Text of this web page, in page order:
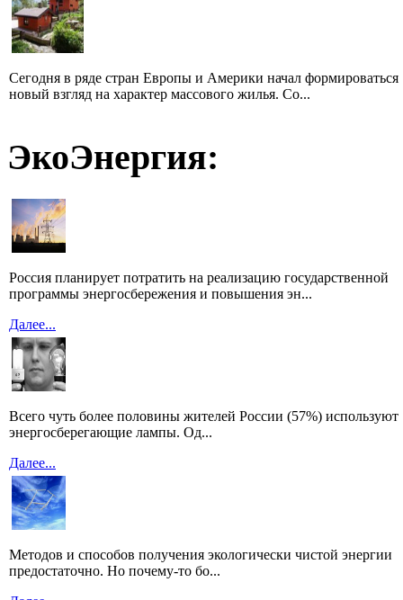
Сегодня в ряде стран Европы и Америки начал формироваться
новый взгляд на характер массового жилья. Со...
ЭкоЭнергия:
Россия планирует потратить на реализацию государственной
программы энергосбережения и повышения эн...
Далее...
Всего чуть более половины жителей России (57%) используют
энергосберегающие лампы. Од...
Далее...
Методов и способов получения экологически чистой энергии
предостаточно. Но почему-то бо...